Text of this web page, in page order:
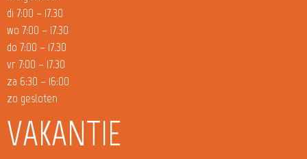
di 7:00 – 17.30
wo 7:00 – 17.30
do 7:00 – 17.30
vr 7:00 – 17.30
za 6:30 – 16:00
zo gesloten
VAKANTIE